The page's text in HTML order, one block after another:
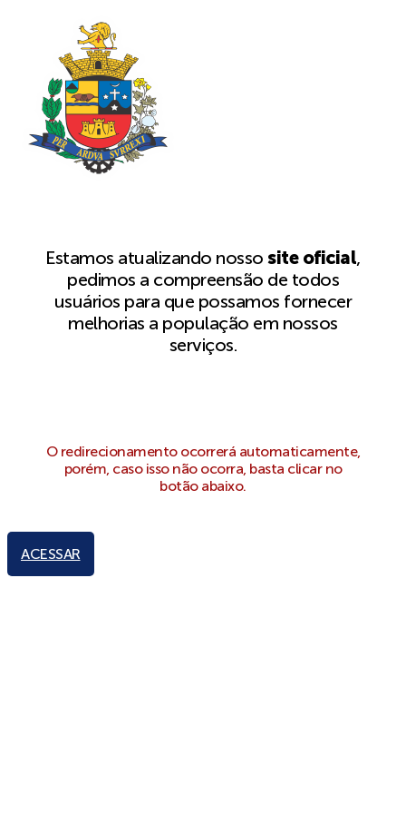
Estamos atualizando nossosite oficial,
pedimos a compreensão de todos
usuários para que possamos fornecer
melhorias a população em nossos
serviços.
O redirecionamento ocorrerá automaticamente,
porém, caso isso não ocorra, basta clicar no
botão abaixo.
ACESSAR